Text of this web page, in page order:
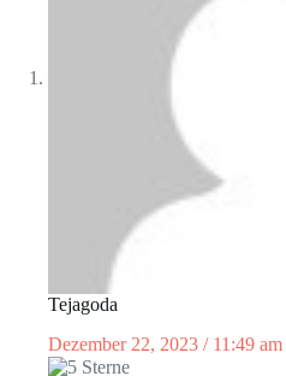
Tejagoda
Dezember 22, 2023 / 11:49 am